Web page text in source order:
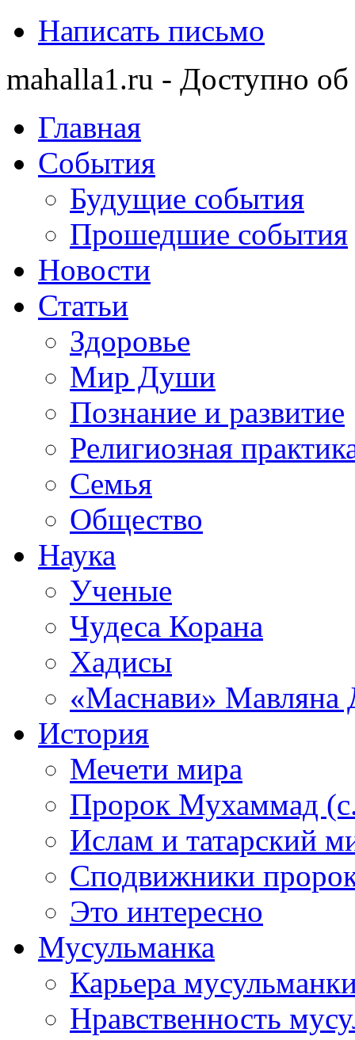
Написать письмо
mahalla1.ru - Доступно об
Главная
События
Будущие события
Прошедшие события
Новости
Статьи
Здоровье
Мир Души
Познание и развитие
Религиозная
Семья
Общество
Наука
Ученые
Чудеса Корана
Хадисы
«Маснави» Мавляна
История
Мечети мира
Пророк Мухаммад
Ислам и татарский
Сподвижники
Это интересно
Мусульманка
Карьера
Нравственность